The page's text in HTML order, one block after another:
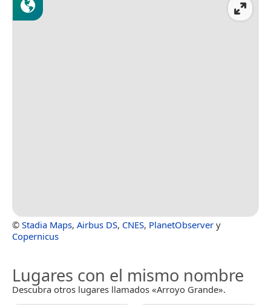
© Stadia Maps, Airbus DS, CNES, PlanetObserver y
Copernicus
Lugares con el mismo nombre
Descubra otros lugares llamados «Arroyo Grande».